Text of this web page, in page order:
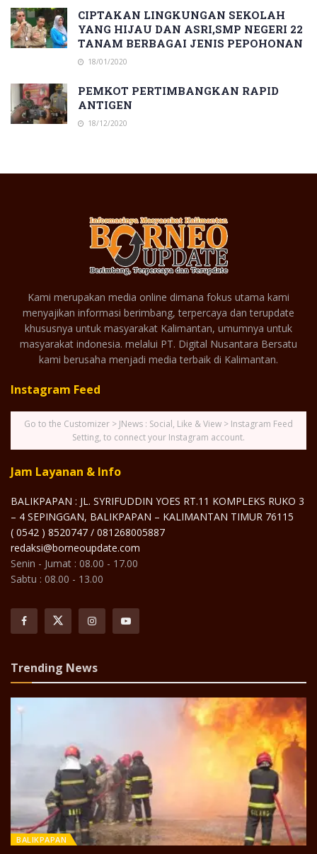
CIPTAKAN LINGKUNGAN SEKOLAH
YANG HIJAU DAN ASRI,SMP NEGERI 22
TANAM BERBAGAI JENIS PEPOHONAN
18/01/2020
PEMKOT PERTIMBANGKAN RAPID
ANTIGEN
18/12/2020
Kami merupakan media online dimana fokus utama kami
menyajikan informasi berimbang, terpercaya dan terupdate
khususnya untuk masyarakat Kalimantan, umumnya untuk
masyarakat indonesia. melalui PT. Digital Nusantara Bersatu
kami berusaha menjadi media terbaik di Kalimantan.
Instagram Feed
Go to the Customizer > JNews : Social, Like & View > Instagram Feed
Setting, to connect your Instagram account.
Jam Layanan & Info
BALIKPAPAN : JL. SYRIFUDDIN YOES RT.11 KOMPLEKS RUKO 3
– 4 SEPINGGAN, BALIKPAPAN – KALIMANTAN TIMUR 76115
( 0542 ) 8520747 / 081268005887
redaksi@borneoupdate.com
Senin - Jumat : 08.00 - 17.00
Sabtu : 08.00 - 13.00
Trending News
BALIKPAPAN